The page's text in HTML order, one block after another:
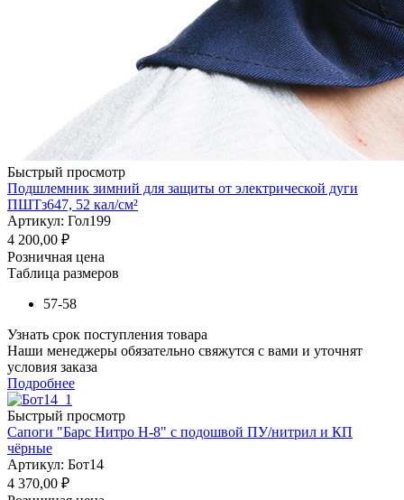
Быстрый просмотр
Подшлемник зимний для защиты от электрической дуги
ПШТз647, 52 кал/см²
Артикул: Гол199
4 200,00 ₽
Розничная цена
Таблица размеров
57-58
Узнать срок поступления товара
Наши менеджеры обязательно свяжутся с вами и уточнят
условия заказа
Подробнее
Быстрый просмотр
Сапоги "Барс Нитро Н-8" с подошвой ПУ/нитрил и КП
чёрные
Артикул: Бот14
4 370,00 ₽